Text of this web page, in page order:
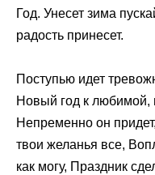
Год. Унесет зима
радость принесет.
Поступью идет
Новый год к любимой,
Непременно он
твои желанья все,
как могу, Праздник